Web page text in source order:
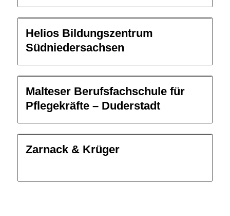
Helios Bildungszentrum
Südniedersachsen
Malteser Berufsfachschule für
Pflegekräfte – Duderstadt
Zarnack & Krüger